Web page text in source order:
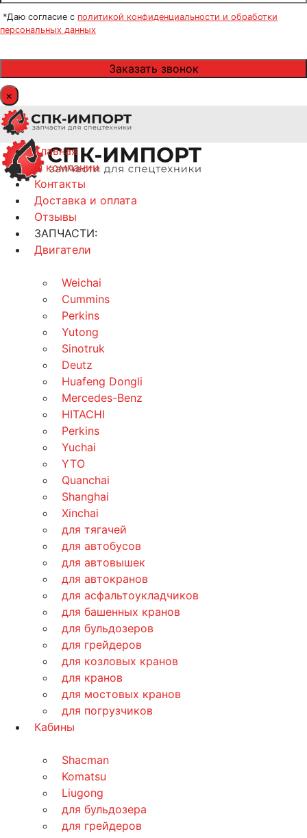
*Даю согласие с политикой конфиденциальности и обработки
персональных данных
×
Главная
О компании
Контакты
Доставка и оплата
Отзывы
ЗАПЧАСТИ:
Двигатели
Weichai
Cummins
Perkins
Yutong
Sinotruk
Deutz
Huafeng Dongli
Mercedes-Benz
HITACHI
Perkins
Yuchai
YTO
Quanchai
Shanghai
Xinchai
для тягачей
для автобусов
для автовышек
для автокранов
для асфальтоукладчиков
для башенных кранов
для бульдозеров
для грейдеров
для козловых кранов
для кранов
для мостовых кранов
для погрузчиков
Кабины
Shacman
Komatsu
Liugong
для бульдозера
для грейдеров